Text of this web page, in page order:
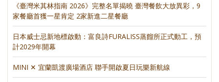
《臺灣米其林指南 2026》完整名單揭曉 臺灣餐飲大放異彩，9
家餐廳首獲一星肯定 2家新進二星餐廳
日本威士忌新地標啟動：富良詩FURALISS蒸餾所正式動工，預
計2029年開幕
MINI ✕ 宜蘭凱渡廣場酒店 聯手開啟夏日玩樂新航線